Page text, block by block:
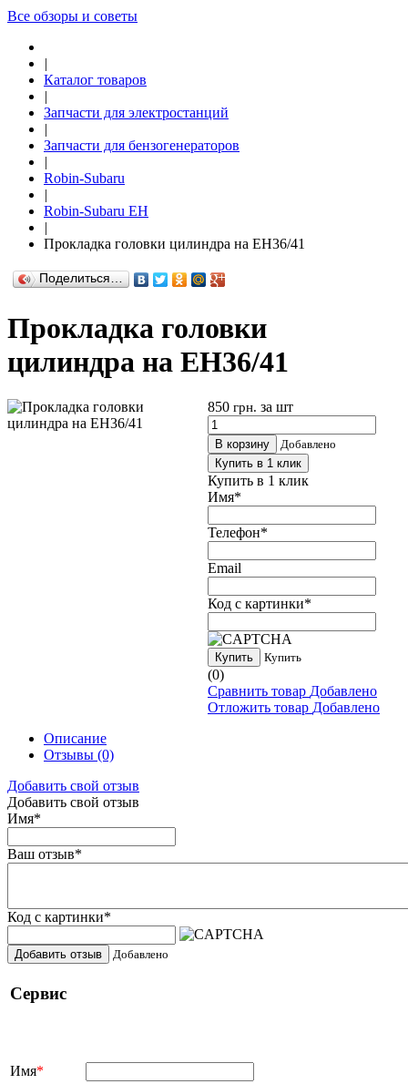
Все обзоры и советы
|
Каталог товаров
|
Запчасти для электростанций
|
Запчасти для бензогенераторов
|
Robin-Subaru
|
Robin-Subaru EH
|
Прокладка головки цилиндра на EH36/41
Поделиться…
Прокладка головки
цилиндра на EH36/41
850 грн. за шт
В корзину
Добавлено
Купить в 1 клик
Купить в 1 клик
Имя*
Телефон*
Email
Код с картинки*
Купить Купить
(0)
Сравнить товар Добавлено
Отложить товар Добавлено
Описание
Отзывы (0)
Добавить свой отзыв
Добавить свой отзыв
Имя*
Ваш отзыв*
Код с картинки*
Добавить отзыв Добавлено
Сервис
Имя*